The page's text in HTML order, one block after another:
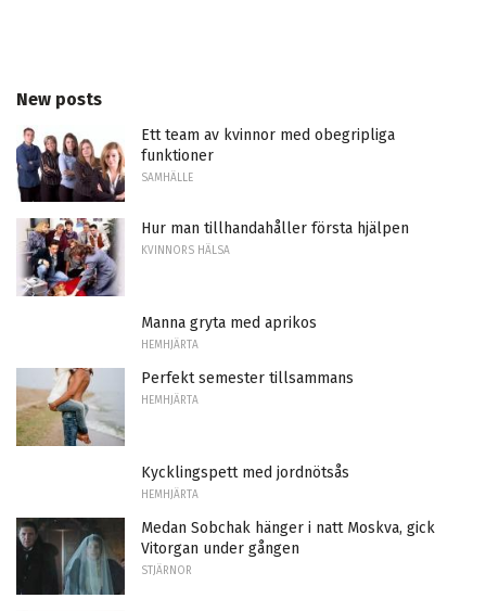
New posts
Ett team av kvinnor med obegripliga
funktioner
SAMHÄLLE
Hur man tillhandahåller första hjälpen
KVINNORS HÄLSA
Manna gryta med aprikos
HEMHJÄRTA
Perfekt semester tillsammans
HEMHJÄRTA
Kycklingspett med jordnötsås
HEMHJÄRTA
Medan Sobchak hänger i natt Moskva, gick
Vitorgan under gången
STJÄRNOR